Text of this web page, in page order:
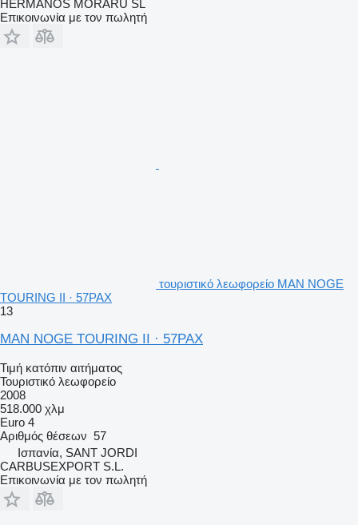
HERMANOS MORARU SL
Επικοινωνία με τον πωλητή
τουριστικό λεωφορείο MAN NOGE
TOURING II · 57PAX
13
MAN NOGE TOURING II · 57PAX
Τιμή κατόπιν αιτήματος
Τουριστικό λεωφορείο
2008
518.000 χλμ
Euro 4
Αριθμός θέσεων 57
Ισπανία, SANT JORDI
CARBUSEXPORT S.L.
Επικοινωνία με τον πωλητή